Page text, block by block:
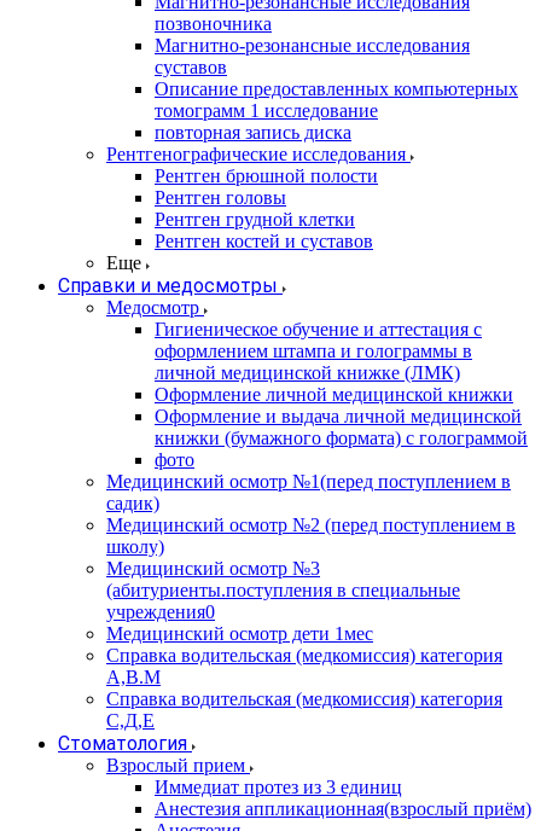
позвоночника
Магнитно-резонансные исследования
суставов
Описание предоставленных компьютерных
томограмм 1 исследование
повторная запись диска
Рентгенографические исследования
Рентген брюшной полости
Рентген головы
Рентген грудной клетки
Рентген костей и суставов
Еще
Справки и медосмотры
Медосмотр
Гигиеническое обучение и аттестация с
оформлением штампа и голограммы в
личной медицинской книжке (ЛМК)
Оформление личной медицинской книжки
Оформление и выдача личной медицинской
книжки (бумажного формата) с голограммой
фото
Медицинский осмотр №1(перед поступлением в
садик)
Медицинский осмотр №2 (перед поступлением в
школу)
Медицинский осмотр №3
(абитуриенты.поступления в специальные
учреждения0
Медицинский осмотр дети 1мес
Справка водительская (медкомиссия) категория
А,В.М
Справка водительская (медкомиссия) категория
С,Д,Е
Стоматология
Взрослый прием
Иммедиат протез из 3 единиц
Анестезия аппликационная(взрослый приём)